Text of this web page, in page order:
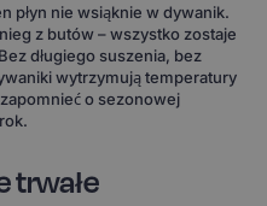
płyn nie wsiąknie w dywanik.
z butów – wszystko zostaje
długiego suszenia, bez
wytrzymują temperatury
o sezonowej
trwałe